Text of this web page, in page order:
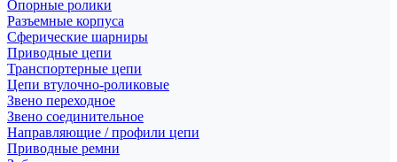
Опорные ролики
Разъемные корпуса
Сферические шарниры
Приводные цепи
Транспортерные цепи
Цепи втулочно-роликовые
Звено переходное
Звено соединительное
Направляющие / профили цепи
Приводные ремни